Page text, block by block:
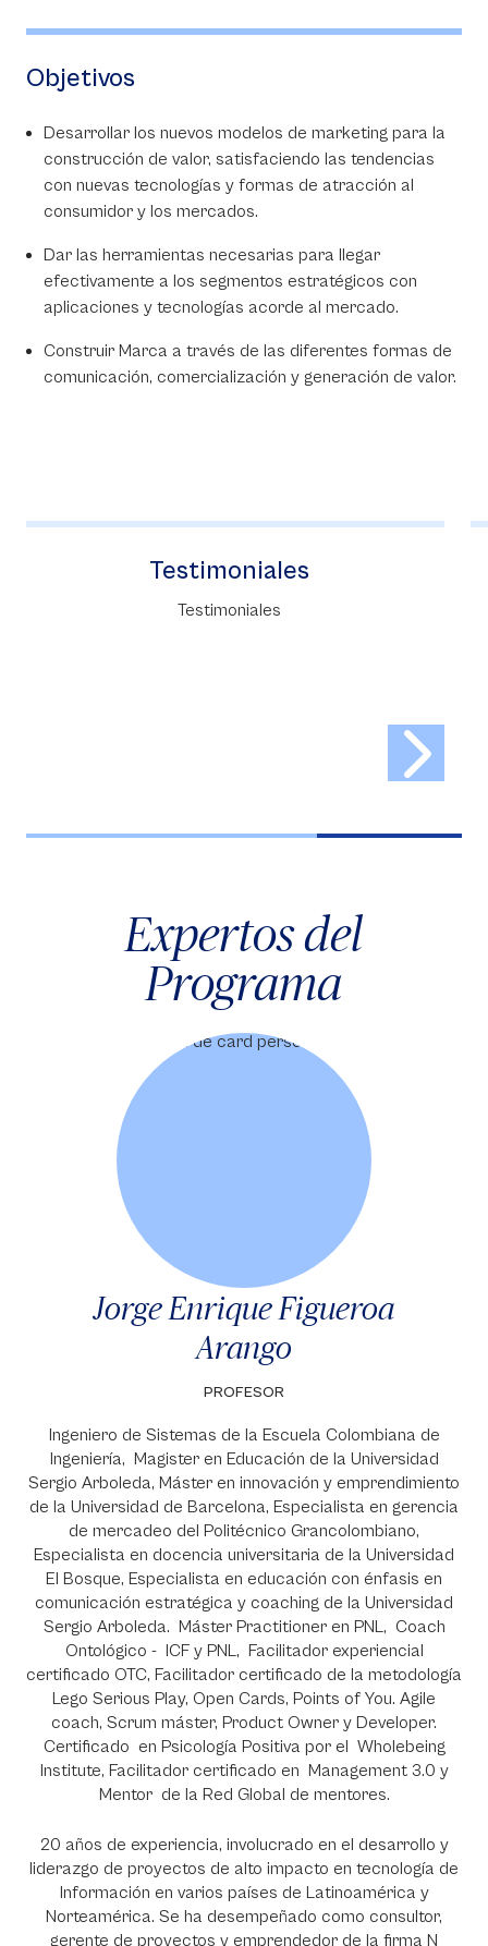
Objetivos
Desarrollar los nuevos modelos de marketing para la
construcción de valor, satisfaciendo las tendencias
con nuevas tecnologías y formas de atracción al
consumidor y los mercados.
Dar las herramientas necesarias para llegar
efectivamente a los segmentos estratégicos con
aplicaciones y tecnologías acorde al mercado.
Construir Marca a través de las diferentes formas de
comunicación, comercialización y generación de valor.
Instituto Forum
Forum tiene como misión contribuir al
Expertos del
Programa
Jorge Enrique Figueroa
Arango
PROFESOR
Ingeniero de Sistemas de la Escuela Colombiana de
Ingeniería, Magister en Educación de la Universidad
Sergio Arboleda, Máster en innovación y emprendimiento
de la Universidad de Barcelona, Especialista en gerencia
de mercadeo del Politécnico Grancolombiano,
Especialista en docencia universitaria de la Universidad
El Bosque, Especialista en educación con énfasis en
comunicación estratégica y coaching de la Universidad
Sergio Arboleda. Máster Practitioner en PNL, Coach
Ontológico - ICF y PNL, Facilitador experiencial
certificado OTC, Facilitador certificado de la metodología
Lego Serious Play, Open Cards, Points of You. Agile
coach, Scrum máster, Product Owner y Developer.
Certificado en Psicología Positiva por el Wholebeing
Institute, Facilitador certificado en Management 3.0 y
Mentor de la Red Global de mentores.
20 años de experiencia, involucrado en el desarrollo y
liderazgo de proyectos de alto impacto en tecnología de
Información en varios países de Latinoamérica y
Norteamérica. Se ha desempeñado como consultor,
gerente de proyectos y emprendedor de la firma N